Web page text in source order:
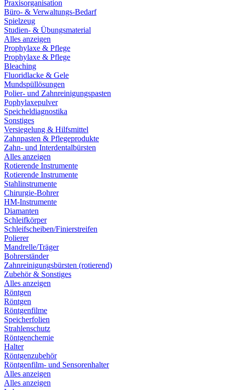
Praxisorganisation
Büro- & Verwaltungs-Bedarf
Spielzeug
Studien- & Übungsmaterial
Alles anzeigen
Prophylaxe & Pflege
Prophylaxe & Pflege
Bleaching
Fluoridlacke & Gele
Mundspüllösungen
Polier- und Zahnreinigungspasten
Pophylaxepulver
Speicheldiagnostika
Sonstiges
Versiegelung & Hilfsmittel
Zahnpasten & Pflegeprodukte
Zahn- und Interdentalbürsten
Alles anzeigen
Rotierende Instrumente
Rotierende Instrumente
Stahlinstrumente
Chirurgie-Bohrer
HM-Instrumente
Diamanten
Schleifkörper
Schleifscheiben/Finierstreifen
Polierer
Mandrelle/Träger
Bohrerständer
Zahnreinigungsbürsten (rotierend)
Zubehör & Sonstiges
Alles anzeigen
Röntgen
Röntgen
Röntgenfilme
Speicherfolien
Strahlenschutz
Röntgenchemie
Halter
Röntgenzubehör
Röntgenfilm- und Sensorenhalter
Alles anzeigen
Alles anzeigen